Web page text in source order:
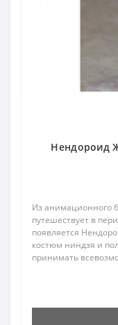
Нендороид
Из анимационного
путешествует в
появляется
костюм ниндзя и
принимать